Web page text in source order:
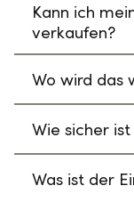
Kann ich
verkaufen?
Wo wird das
Wie sicher
Was ist der